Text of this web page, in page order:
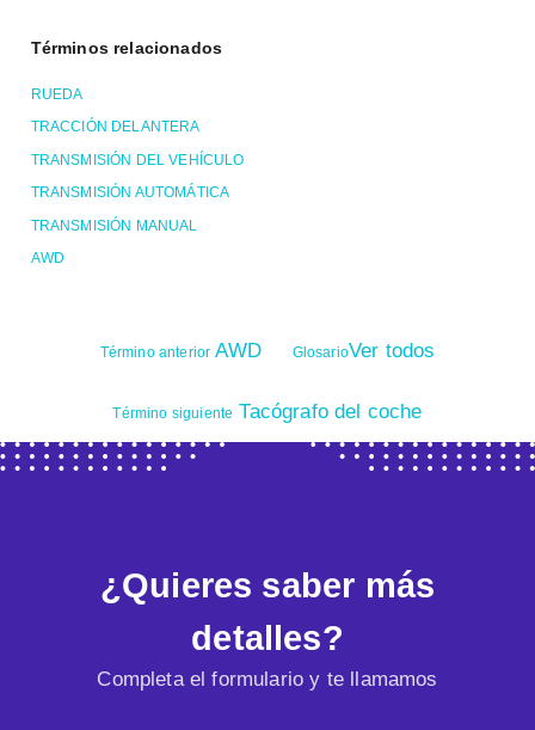
Términos relacionados
RUEDA
TRACCIÓN DELANTERA
TRANSMISIÓN DEL VEHÍCULO
TRANSMISIÓN AUTOMÁTICA
TRANSMISIÓN MANUAL
AWD
Término anterior AWD GlosarioVer todos
Término siguiente Tacógrafo del coche
¿Quieres saber más
detalles?
Completa el formulario y te llamamos